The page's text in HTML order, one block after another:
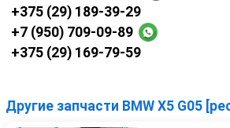
+375 (29) 189-39-29
+7 (950) 709-09-89
+375 (29) 169-79-59
Другие запчасти BMW X5 G05